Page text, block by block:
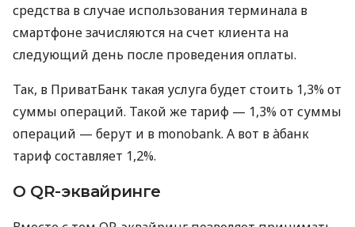
средства в случае использования терминала в
смартфоне зачисляются на счет клиента на
следующий день после проведения оплаты.
Так, в ПриватБанк такая услуга будет стоить 1,3% от
суммы операций. Такой же тариф — 1,3% от суммы
операций — берут и в monobank. А вот в àбанк
тариф составляет 1,2%.
О QR-эквайринге